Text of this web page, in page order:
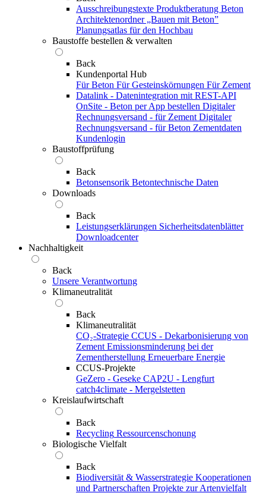
Ausschreibungstexte Produktberatung Beton
Architektenordner „Bauen mit Beton”
Planungsatlas für den Hochbau
Baustoffe bestellen & verwalten
Back
Kundenportal Hub
Für Beton Für Gesteinskörnungen Für Zement
Datalink - Datenintegration mit REST-API
OnSite - Beton per App bestellen Digitaler
Rechnungsversand - für Zement Digitaler
Rechnungsversand - für Beton Zementdaten
Kundenlogin
Baustoffprüfung
Back
Betonsensorik Betontechnische Daten
Downloads
Back
Leistungserklärungen Sicherheitsdatenblätter
Downloadcenter
Nachhaltigkeit
Back
Unsere Verantwortung
Klimaneutralität
Back
Klimaneutralität
CO₂-Strategie CCUS - Dekarbonisierung von
Zement Emissionsminderung bei der
Zementherstellung Erneuerbare Energie
CCUS-Projekte
GeZero - Geseke CAP2U - Lengfurt
catch4climate - Mergelstetten
Kreislaufwirtschaft
Back
Recycling Ressourcenschonung
Biologische Vielfalt
Back
Biodiversität & Wasserstrategie Kooperationen
und Partnerschaften Projekte zur Artenvielfalt